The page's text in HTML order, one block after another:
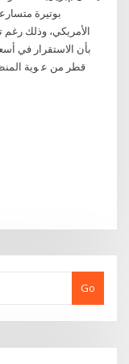
بوتيرة
الأمريكي، وذلك
ﺑﺄﻥ ﺍﻻﺳﺘﻘﺮﺍﺭ ﻓﻲ
ﻗﻄﺮ ﻣﻦ ﻋ ﻮﻳﺔ
Go